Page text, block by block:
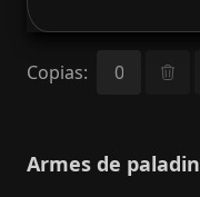
Copias:
Armes de paladin